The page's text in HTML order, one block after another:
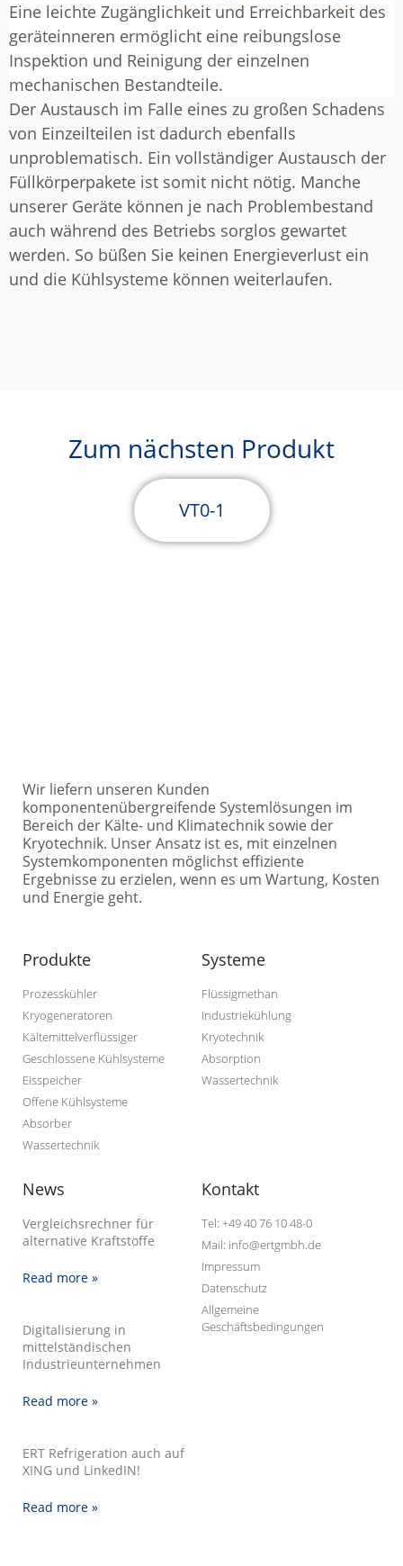
Eine leichte Zugänglichkeit und Erreichbarkeit des
geräteinneren ermöglicht eine reibungslose
Inspektion und Reinigung der einzelnen
mechanischen Bestandteile.
Der Austausch im Falle eines zu großen Schadens
von Einzeilteilen ist dadurch ebenfalls
unproblematisch. Ein vollständiger Austausch der
Füllkörperpakete ist somit nicht nötig. Manche
unserer Geräte können je nach Problembestand
auch während des Betriebs sorglos gewartet
werden. So büßen Sie keinen Energieverlust ein
und die Kühlsysteme können weiterlaufen.
Zum nächsten Produkt
VT0-1
Wir liefern unseren Kunden
komponentenübergreifende Systemlösungen im
Bereich der Kälte- und Klimatechnik sowie der
Kryotechnik. Unser Ansatz ist es, mit einzelnen
Systemkomponenten möglichst effiziente
Ergebnisse zu erzielen, wenn es um Wartung, Kosten
und Energie geht.
Produkte
Prozesskühler
Kryogeneratoren
Kältemittelverflüssiger
Geschlossene Kühlsysteme
Eisspeicher
Offene Kühlsysteme
Absorber
Wassertechnik
Systeme
Flüssigmethan
Industriekühlung
Kryotechnik
Absorption
Wassertechnik
News
Vergleichsrechner für
alternative Kraftstoffe
Read more »
Digitalisierung in
mittelständischen
Industrieunternehmen
Read more »
ERT Refrigeration auch auf
XING und LinkedIN!
Read more »
Kontakt
Tel: +49 40 76 10 48-0
Mail: info@ertgmbh.de
Impressum
Datenschutz
Allgemeine
Geschäftsbedingungen